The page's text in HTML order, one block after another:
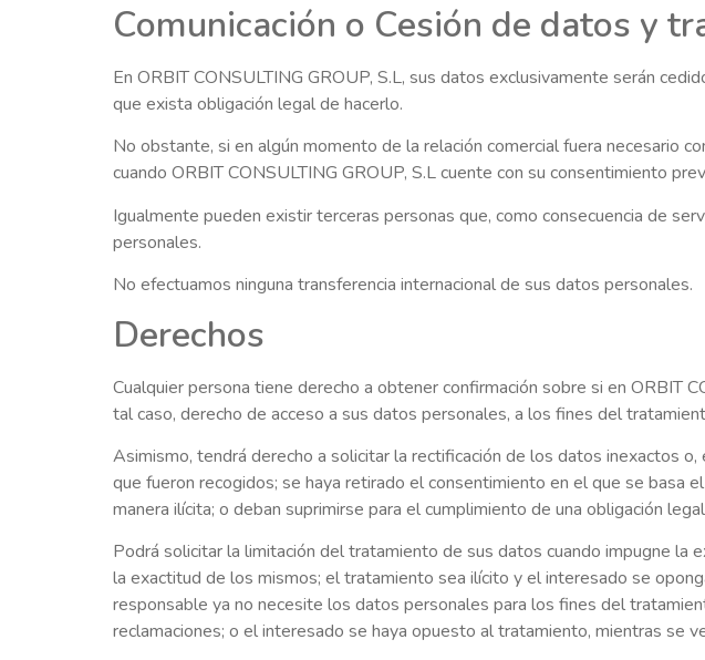
Comunicación o Cesión de datos y
En ORBIT CONSULTING GROUP, S.L, sus datos exclusivamente serán
que exista obligación legal de hacerlo.
No obstante, si en algún momento de la relación comercial fuera necesario
cuando ORBIT CONSULTING GROUP, S.L cuente con su consentimiento
Igualmente pueden existir terceras personas que, como consecuencia de
personales.
No efectuamos ninguna transferencia internacional de sus datos personales.
Derechos
Cualquier persona tiene derecho a obtener confirmación sobre si en ORBIT
tal caso, derecho de acceso a sus datos personales, a los fines del
Asimismo, tendrá derecho a solicitar la rectificación de los datos inexactos
que fueron recogidos; se haya retirado el consentimiento en el que se
manera ilícita; o deban suprimirse para el cumplimiento de una obligación
Podrá solicitar la limitación del tratamiento de sus datos cuando impugne
la exactitud de los mismos; el tratamiento sea ilícito y el interesado se
responsable ya no necesite los datos personales para los fines del
reclamaciones; o el interesado se haya opuesto al tratamiento, mientras